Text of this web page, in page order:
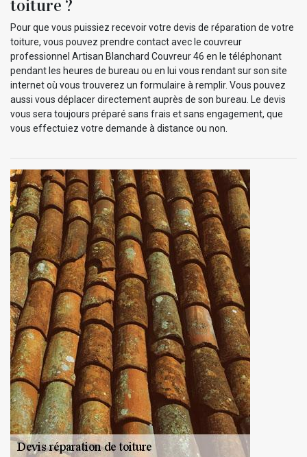
toiture ?
Pour que vous puissiez recevoir votre devis de réparation de votre
toiture, vous pouvez prendre contact avec le couvreur
professionnel Artisan Blanchard Couvreur 46 en le téléphonant
pendant les heures de bureau ou en lui vous rendant sur son site
internet où vous trouverez un formulaire à remplir. Vous pouvez
aussi vous déplacer directement auprès de son bureau. Le devis
vous sera toujours préparé sans frais et sans engagement, que
vous effectuiez votre demande à distance ou non.